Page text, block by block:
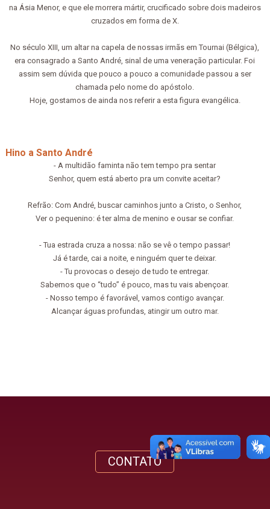
na Ásia Menor, e que ele morrera mártir, crucificado sobre dois madeiros
cruzados em forma de X.
No século XIII, um altar na capela de nossas irmãs em Tournai (Bélgica),
era consagrado a Santo André, sinal de uma veneração particular. Foi
assim sem dúvida que pouco a pouco a comunidade passou a ser
chamada pelo nome do apóstolo.
Hoje, gostamos de ainda nos referir a esta figura evangélica.
Hino a Santo André
- A multidão faminta não tem tempo pra sentar
Senhor, quem está aberto pra um convite aceitar?
Refrão: Com André, buscar caminhos junto a Cristo, o Senhor,
Ver o pequenino: é ter alma de menino e ousar se confiar.
- Tua estrada cruza a nossa: não se vê o tempo passar!
Já é tarde, cai a noite, e ninguém quer te deixar.
- Tu provocas o desejo de tudo te entregar.
Sabemos que o “tudo” é pouco, mas tu vais abençoar.
- Nosso tempo é favorável, vamos contigo avançar.
Alcançar águas profundas, atingir um outro mar.
CONTATO